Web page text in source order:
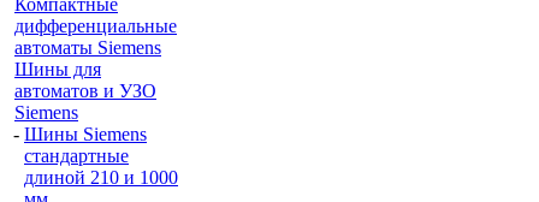
Компактные
дифференциальные
автоматы Siemens
Шины для
автоматов и УЗО
Siemens
- Шины Siemens
стандартные
длиной 210 и 1000